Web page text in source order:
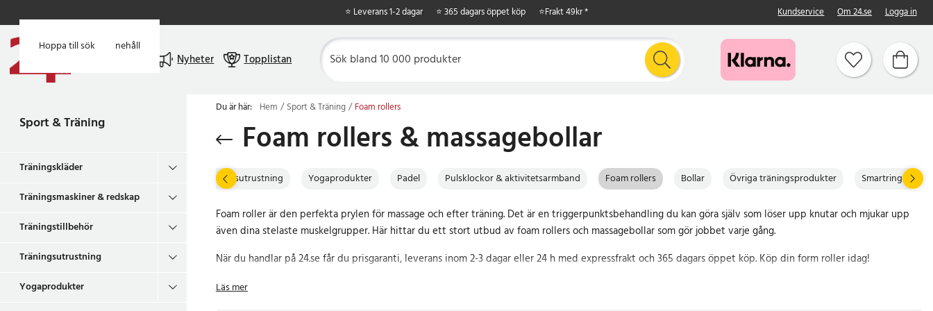
Hoppa till huvudinnehåll
Hoppa till sök
⭐ Leverans 1-2 dagar ⭐ 365 dagars öppet köp ⭐Frakt 49kr * Kundservice Om 24.se Logga in
Nyheter Topplistan
Sport & Träning
Träningskläder
Träningsmaskiner & redskap
Träningstillbehör
Träningsutrustning
Yogaprodukter
Du är här: Hem Sport & Träning Foam rollers
Foam rollers & massagebollar
Träningsutrustning Yogaprodukter Padel Pulsklockor & aktivitetsarmband Foam rollers Bollar Övriga träningsprodukter Smartringar
Foam roller är den perfekta prylen för massage och efter träning. Det är en triggerpunktsbehandling du kan göra själv som löser upp knutar och mjukar upp
även dina stelaste muskelgrupper. Här hittar du ett stort utbud av foam rollers och massagebollar som gör jobbet varje gång.
När du handlar på 24.se får du prisgaranti, leverans inom 2-3 dagar eller 24 h med expressfrakt och 365 dagars öppet köp. Köp din form roller idag!
Läs mer